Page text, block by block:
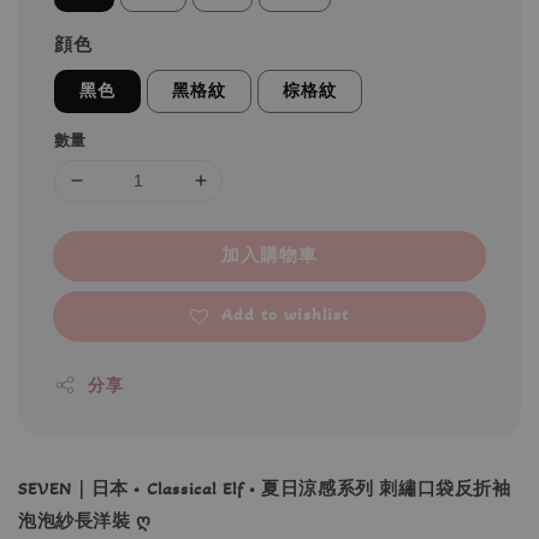
顔色
黑色 黑格紋 棕格紋
數量
加入購物車
Add to wishlist
分享
SEVEN｜日本 • Classical Elf • 夏日涼感系列 刺繡口袋反折袖
泡泡紗長洋裝 ღ